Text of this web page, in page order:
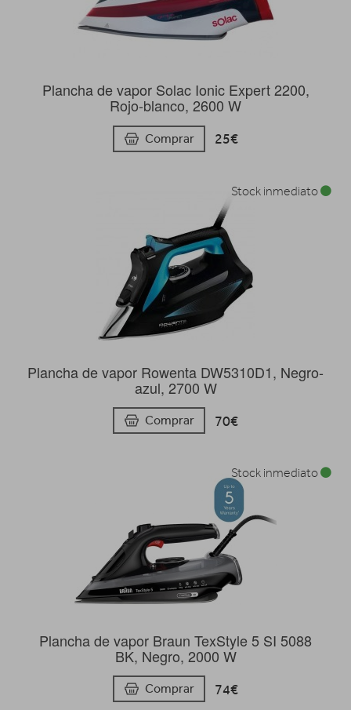
Plancha de vapor Solac Ionic Expert 2200,
Rojo-blanco, 2600 W
Comprar 25€
Plancha de vapor Rowenta DW5310D1, Negro-
azul, 2700 W
Comprar 70€
Stock inmediato
Plancha de vapor Braun TexStyle 5 SI 5088
BK, Negro, 2000 W
Comprar 74€
Stock inmediato